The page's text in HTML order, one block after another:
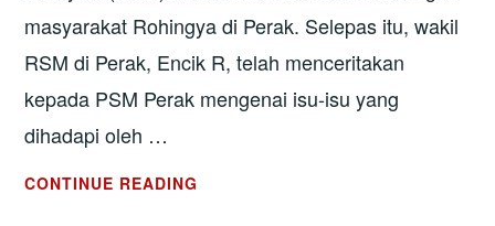
masyarakat Rohingya di Perak. Selepas itu, wakil
RSM di Perak, Encik R, telah menceritakan
kepada PSM Perak mengenai isu-isu yang
dihadapi oleh …
CONTINUE READING